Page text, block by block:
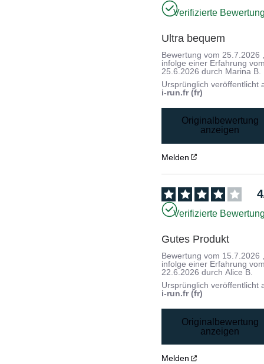
Verifizierte
Ultra bequem
Bewertung vom 25.7.2026
infolge einer Erfahrung
25.6.2026 durch Marina B.
Ursprünglich veröffentlicht
i-run.fr (fr)
Originalbewertung
anzeigen
Melden
4
Verifizierte
Gutes Produkt
Bewertung vom 15.7.2026
infolge einer Erfahrung
22.6.2026 durchAlice B.
Ursprünglich veröffentlicht
i-run.fr (fr)
Originalbewertung
anzeigen
Melden